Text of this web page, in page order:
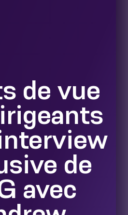
de vue
de
avec